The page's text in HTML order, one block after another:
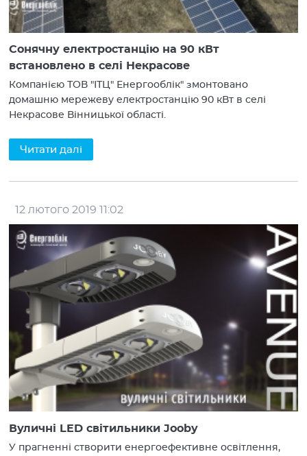
Сонячну електростанцію на 90 кВт
встановлено в селі Некрасове
Компанією ТОВ "ІТЦ" Енергооблік" змонтовано
домашню мережеву електростанцію 90 кВт в селі
Некрасове Вінницької області.
Читати далі
12 лютого 2019 11:02
Вуличні LED світильники Jooby
У прагненні створити енергоефективне освітлення,